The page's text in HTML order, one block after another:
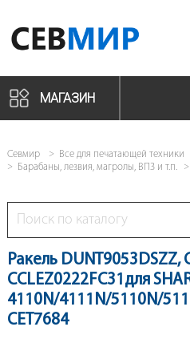
МАГАЗИН
Севмир
Все для печатающей техники
Барабаны, лезвия, магролы, ВПЗ и т.п.
Ракель DUNT9053DSZZ,
CCLEZ0222FC31для
4110N/4111N/5110N/
CET7684